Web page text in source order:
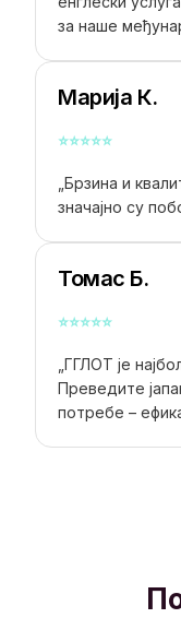
за наше
Марија К.
⭐⭐⭐⭐⭐
„Брзина и
значајно су
Томас Б.
⭐⭐⭐⭐⭐
„ГГЛОТ је
Преведите
потребе –